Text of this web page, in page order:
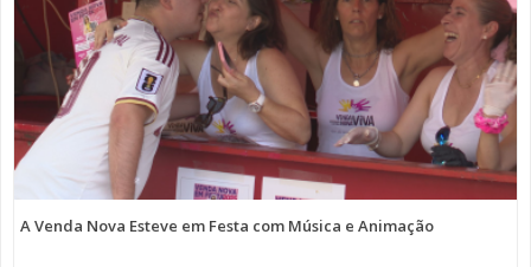
A Venda Nova Esteve em Festa com Música e Animação